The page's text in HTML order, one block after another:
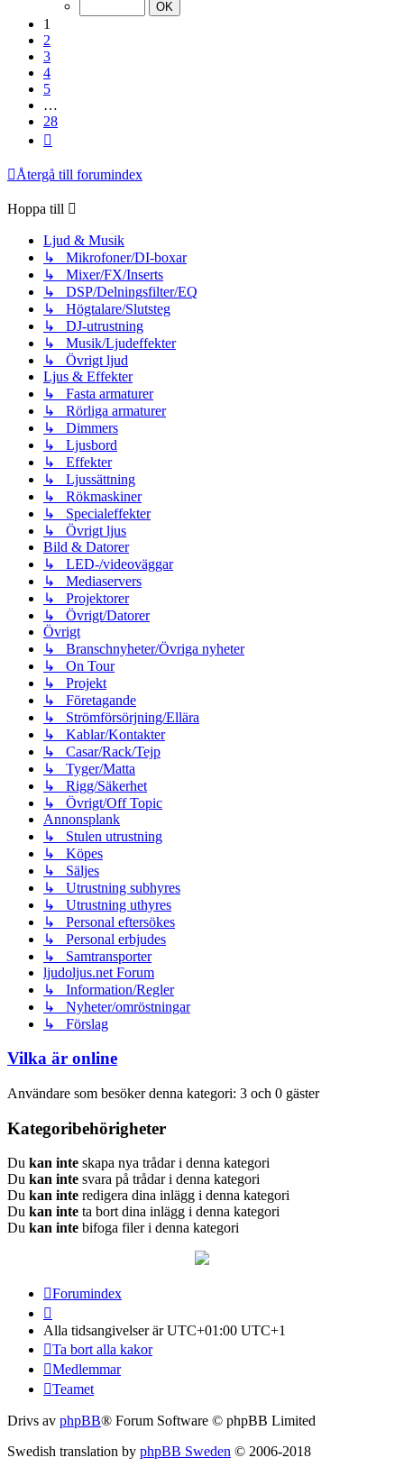
1
2
3
4
5
…
28
Återgå till forumindex
Hoppa till
Ljud & Musik
↳ Mikrofoner/DI-boxar
↳ Mixer/FX/Inserts
↳ DSP/Delningsfilter/EQ
↳ Högtalare/Slutsteg
↳ DJ-utrustning
↳ Musik/Ljudeffekter
↳ Övrigt ljud
Ljus & Effekter
↳ Fasta armaturer
↳ Rörliga armaturer
↳ Dimmers
↳ Ljusbord
↳ Effekter
↳ Ljussättning
↳ Rökmaskiner
↳ Specialeffekter
↳ Övrigt ljus
Bild & Datorer
↳ LED-/videoväggar
↳ Mediaservers
↳ Projektorer
↳ Övrigt/Datorer
Övrigt
↳ Branschnyheter/Övriga nyheter
↳ On Tour
↳ Projekt
↳ Företagande
↳ Strömförsörjning/Ellära
↳ Kablar/Kontakter
↳ Casar/Rack/Tejp
↳ Tyger/Matta
↳ Rigg/Säkerhet
↳ Övrigt/Off Topic
Annonsplank
↳ Stulen utrustning
↳ Köpes
↳ Säljes
↳ Utrustning subhyres
↳ Utrustning uthyres
↳ Personal eftersökes
↳ Personal erbjudes
↳ Samtransporter
ljudoljus.net Forum
↳ Information/Regler
↳ Nyheter/omröstningar
↳ Förslag
Vilka är online
Användare som besöker denna kategori: 3 och 0 gäster
Kategoribehörigheter
Du kan inte skapa nya trådar i denna kategori
Du kan inte svara på trådar i denna kategori
Du kan inte redigera dina inlägg i denna kategori
Du kan inte ta bort dina inlägg i denna kategori
Du kan inte bifoga filer i denna kategori
Forumindex
Alla tidsangivelser är UTC+01:00 UTC+1
Ta bort alla kakor
Medlemmar
Teamet
Drivs av phpBB® Forum Software © phpBB Limited
Swedish translation by phpBB Sweden © 2006-2018